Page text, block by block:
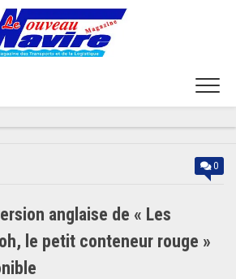
0
anglaise de « Les
le petit conteneur rouge »